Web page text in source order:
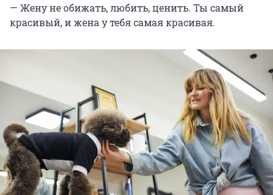
— Жену не обижать, любить, ценить. Ты самый
красивый, и жена у тебя самая красивая.